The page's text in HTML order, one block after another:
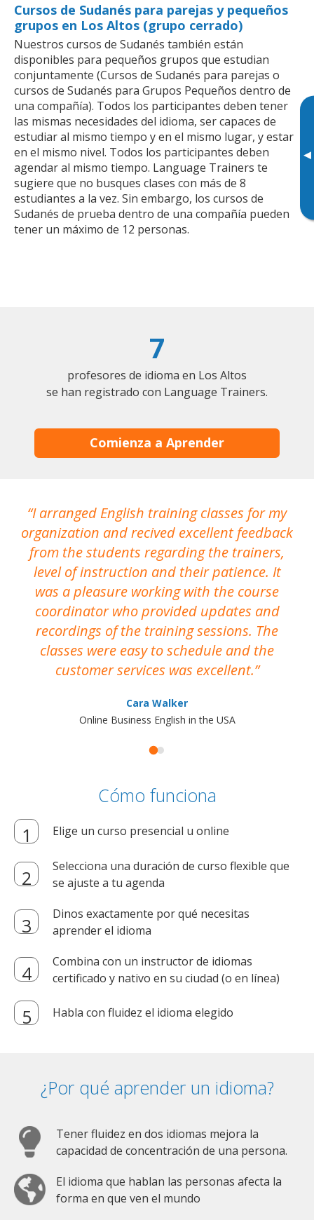
▸
Cursos de Sudanés para parejas y pequeños
grupos en Los Altos (grupo cerrado)
Nuestros cursos de Sudanés también están
disponibles para pequeños grupos que estudian
conjuntamente (Cursos de Sudanés para parejas o
cursos de Sudanés para Grupos Pequeños dentro de
una compañía). Todos los participantes deben tener
las mismas necesidades del idioma, ser capaces de
estudiar al mismo tiempo y en el mismo lugar, y estar
en el mismo nivel. Todos los participantes deben
agendar al mismo tiempo. Language Trainers te
sugiere que no busques clases con más de 8
estudiantes a la vez. Sin embargo, los cursos de
Sudanés de prueba dentro de una compañía pueden
tener un máximo de 12 personas.
7
profesores de idioma en Los Altos
se han registrado con Language Trainers.
Comienza a Aprender
I arranged English training classes for my
organization and recived excellent feedback
from the students regarding the trainers,
level of instruction and their patience. It
was a pleasure working with the course
coordinator who provided updates and
recordings of the training sessions. The
classes were easy to schedule and the
customer services was excellent.
Cara Walker
Online Business English in the USA
Cómo funciona
Elige un curso presencial u online
Selecciona una duración de curso flexible que
se ajuste a tu agenda
Dinos exactamente por qué necesitas
aprender el idioma
Combina con un instructor de idiomas
certificado y nativo en su ciudad (o en línea)
Habla con fluidez el idioma elegido
¿Por qué aprender un idioma?
Tener fluidez en dos idiomas mejora la
capacidad de concentración de una persona.
El idioma que hablan las personas afecta la
forma en que ven el mundo